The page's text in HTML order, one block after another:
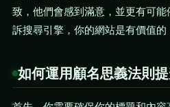
致，他們會感到滿意，並更有可
訴搜尋引擎，你的網站是有價值的
如何運用顧名思義法則